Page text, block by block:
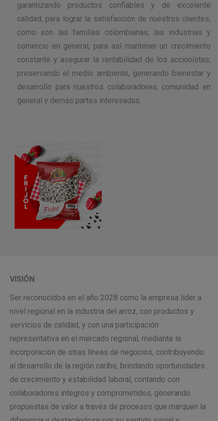
garantizando productos confiables y de excelente
calidad, para lograr la satisfacción de nuestros clientes,
como son las familias colombianas, las industrias y
comercio en general, para así mantener un crecimiento
constante y asegurar la rentabilidad de los accionistas,
preservando el medio ambiente, generando bienestar y
desarrollo para nuestros colaboradores, comunidad en
general y demás partes interesadas.
VISIÓN
Ser reconocidos en el año 2028 como la empresa líder a
nivel regional en la industria del arroz, con productos y
servicios de calidad, y con una participación
representativa en el mercado regional, mediante la
incorporación de otras líneas de negocios, contribuyendo
al desarrollo de la región caribe, brindando oportunidades
de crecimiento y estabilidad laboral, contando con
colaboradores íntegros y comprometidos, generando
propuestas de valor a través de procesos que marquen la